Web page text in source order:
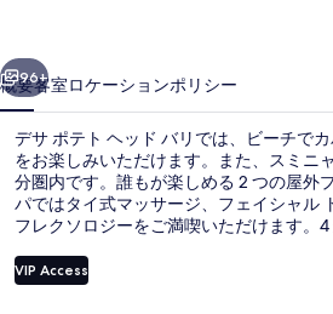
ド
バ
リ
の
写
真
次へ
96+
概要客室ロケーションポリシー
デサ ポテト ヘッド バリでは、ビーチで
をお楽しみいただけます。また、スミニ
分圏内です。誰もが楽しめる 2 つの屋外
パではタイ式マッサージ、フェイシャル
フレクソロジーをご満喫いただけます。4
召し上がりいただけます。この高級ホテ
か所のビーチバー、プールサイドバー、
VIP Access